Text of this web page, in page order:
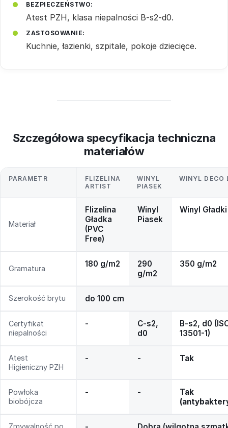
BEZPIECZEŃSTWO:
Atest PZH, klasa niepalności B-s2-d0.
ZASTOSOWANIE:
Kuchnie, łazienki, szpitale, pokoje dziecięce.
Szczegółowa specyfikacja techniczna
materiałów
PARAMETR
FLIZELINA
ARTIST
WINYL
PIASEK
WINYL DECO
Materiał
Flizelina
Gładka
(PVC
Free)
Winyl
Piasek
Winyl Gładki
Gramatura 180 g/m2
290
g/m2
350 g/m2
Szerokość brytu do 100 cm
Certyfikat
niepalności
-
C-s2,
d0
B-s2, d0
13501-1)
Atest
Higieniczny PZH
- - Tak
Powłoka
biobójcza
- -
Tak